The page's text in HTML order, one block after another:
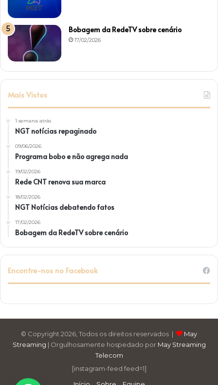
Bobagem da RedeTV sobre cenário
17/02/2026
Mais Vistos
1 semana atrás
NGT notícias repaginado
09/06/2026
Programa bobo e não agrega nada
19/02/2026
Rede CNT renova sua marca
18/02/2026
NGT Notícias debatendo fatos
17/02/2026
Bobagem da RedeTV sobre cenário
Encontre-nos no Facebook
© Copyright 2026, Todos os direitos reservados |
May
Streaming | Orgulhosamente hospedado por May Streaming
Telecom
[instagram-feed feed=1]